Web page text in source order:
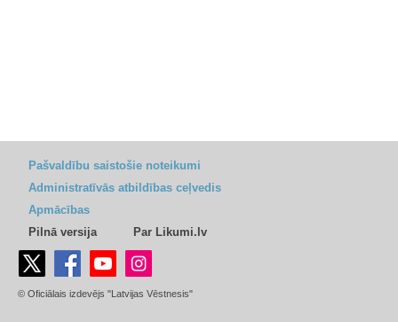
Pašvaldību saistošie noteikumi
Administratīvās atbildības ceļvedis
Apmācības
Pilnā versija
Par Likumi.lv
© Oficiālais izdevējs "Latvijas Vēstnesis"